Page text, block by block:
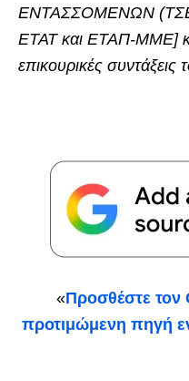
ΕΝΤΑΣΣΟΜΕΝΩΝ
ΕΤΑΤ και ΕΤΑΠ-ΜΜΕ]
επικουρικές συντάξεις
«Προσθέστε τον
προτιμώμενη πηγή